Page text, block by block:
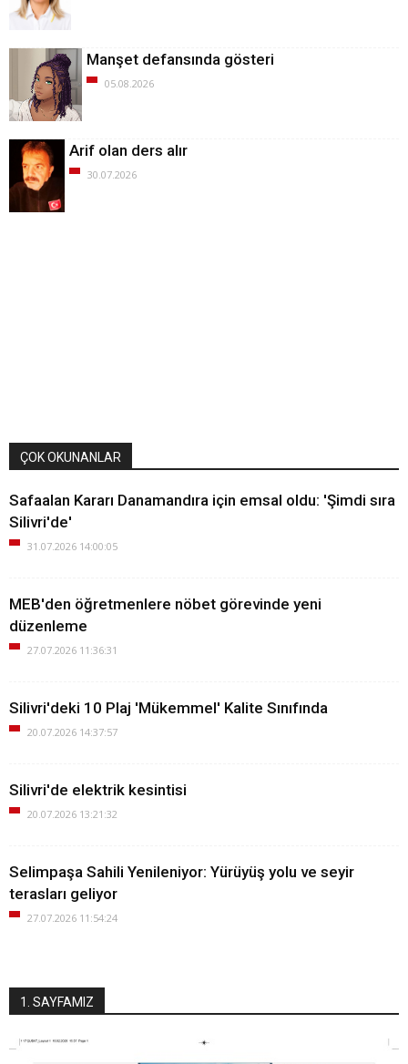
Manşet defansında gösteri
05.08.2026
Arif olan ders alır
30.07.2026
ÇOK OKUNANLAR
Safaalan Kararı Danamandıra için emsal oldu: 'Şimdi sıra
Silivri'de'
31.07.2026 14:00:05
MEB'den öğretmenlere nöbet görevinde yeni
düzenleme
27.07.2026 11:36:31
Silivri'deki 10 Plaj 'Mükemmel' Kalite Sınıfında
20.07.2026 14:37:57
Silivri'de elektrik kesintisi
20.07.2026 13:21:32
Selimpaşa Sahili Yenileniyor: Yürüyüş yolu ve seyir
terasları geliyor
27.07.2026 11:54:24
1. SAYFAMIZ